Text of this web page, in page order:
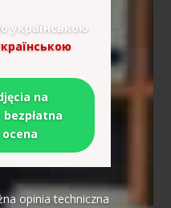
українською
na
opinia techniczna